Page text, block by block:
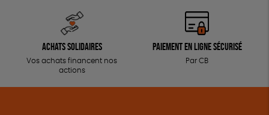
Achats solidaires
Vos achats financent nos
actions
Paiement en ligne sécurisé
Par CB